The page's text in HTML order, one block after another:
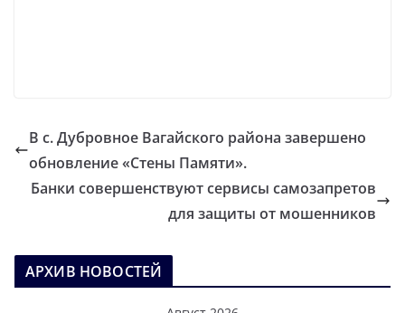
В с. Дубровное Вагайского района завершено
обновление «Стены Памяти».
Банки совершенствуют сервисы самозапретов
для защиты от мошенников
АРХИВ НОВОСТЕЙ